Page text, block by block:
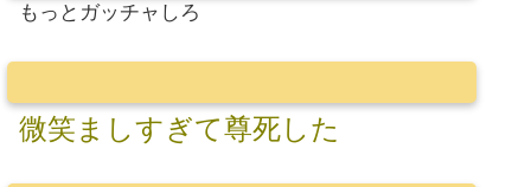
もっとガッチャしろ
微笑ましすぎて尊死した